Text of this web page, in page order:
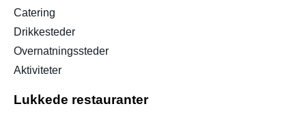
Catering
Drikkesteder
Overnatningssteder
Aktiviteter
Lukkede restauranter